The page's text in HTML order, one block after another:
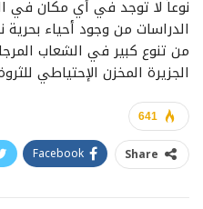
نوعاً لا توجد في أي مكان في
الدراسات من وجود أحياء
من تنوع كبير في الشعاب
الجزيرة المخزن الإحتياطي
641
Share
Facebook